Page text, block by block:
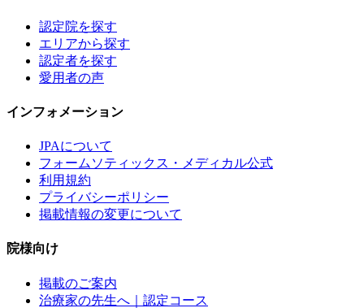
認定院を探す
エリアから探す
認定者を探す
愛用者の声
インフォメーション
JPAについて
フォームソティックス・メディカル公式
利用規約
プライバシーポリシー
掲載情報の変更について
院様向け
掲載のご案内
治療家の先生へ｜認定コース